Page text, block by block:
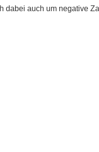
dabei auch um negative